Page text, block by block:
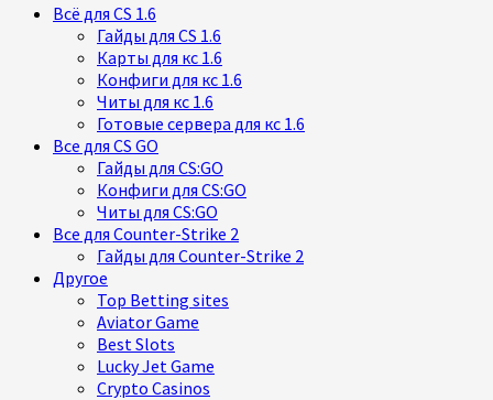
PrimaryВсё для CS 1.6
Гайды для CS 1.6
Карты для кс 1.6
Конфиги для кс 1.6
Читы для кс 1.6
Готовые сервера для кс 1.6
Все для CS GO
Гайды для CS:GO
Конфиги для CS:GO
Читы для CS:GO
Все для Counter-Strike 2
Гайды для Counter-Strike 2
Другое
Top Betting sites
Aviator Game
Best Slots
Lucky Jet Game
Crypto Casinos